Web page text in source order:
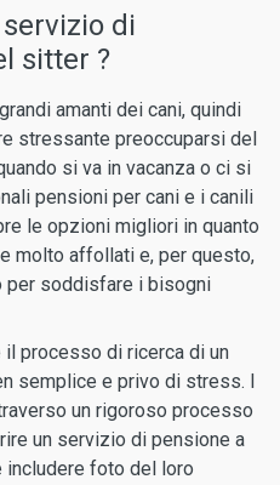
di
sitter ?
amanti dei cani, quindi
stressante preoccuparsi del
si va in vacanza o ci si
pensioni per cani e i canili
le opzioni migliori in quanto
molto affollati e, per questo,
per soddisfare i bisogni
il processo di ricerca di un
semplice e privo di stress. I
un rigoroso processo
un servizio di pensione a
includere foto del loro